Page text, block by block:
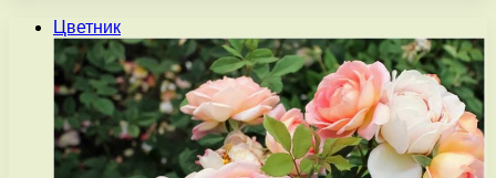
Цветник